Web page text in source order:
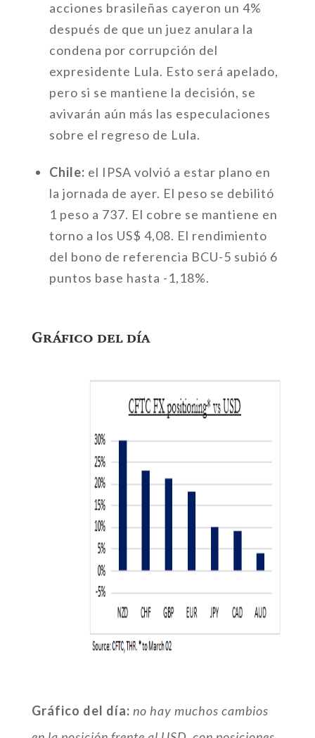
acciones brasileñas cayeron un 4%
después de que un juez anulara la
condena por corrupción del
expresidente Lula. Esto será apelado,
pero si se mantiene la decisión, se
avivarán aún más las especulaciones
sobre el regreso de Lula.
Chile: el IPSA volvió a estar plano en
la jornada de ayer. El peso se debilitó
1 peso a 737. El cobre se mantiene en
torno a los US$ 4,08. El rendimiento
del bono de referencia BCU-5 subió 6
puntos base hasta -1,18%.
Gráfico del día
Gráfico del día: no hay muchos cambios